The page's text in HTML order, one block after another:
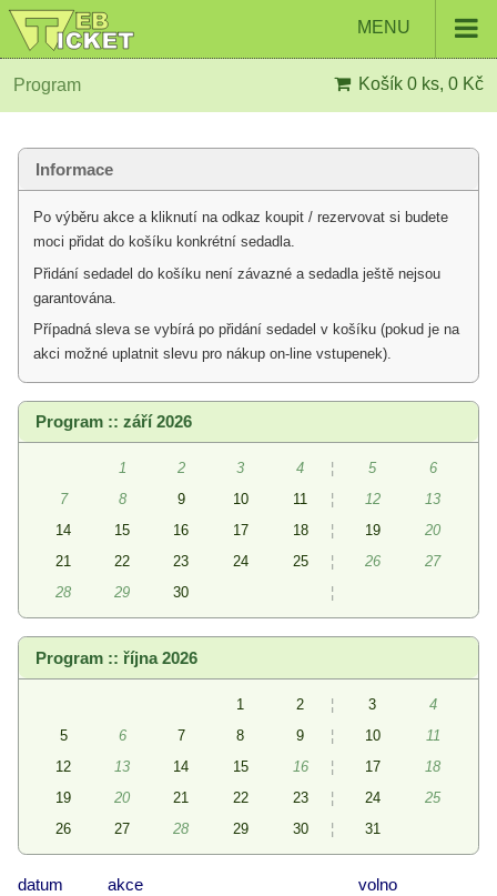
MENU
Program Košík 0 ks, 0 Kč
Informace
Po výběru akce a kliknutí na odkaz koupit / rezervovat si budete
moci přidat do košíku konkrétní sedadla.
Přidání sedadel do košíku není závazné a sedadla ještě nejsou
garantována.
Případná sleva se vybírá po přidání sedadel v košíku (pokud je na
akci možné uplatnit slevu pro nákup on-line vstupenek).
Program :: září 2026
1 2 3 4 ¦ 5
6
7
8 9 10 11 ¦ 12
13
14
15 16 17 18 ¦ 19
20
21
22 23 24 25 ¦ 26
27
28
29 30 ¦
Program :: října 2026
1 2 ¦ 3
4
5
6 7 8 9 ¦ 10
11
12
13 14 15 16 ¦ 17
18
19
20 21 22 23 ¦ 24
25
26
27 28 29 30 ¦ 31
datum akce volno